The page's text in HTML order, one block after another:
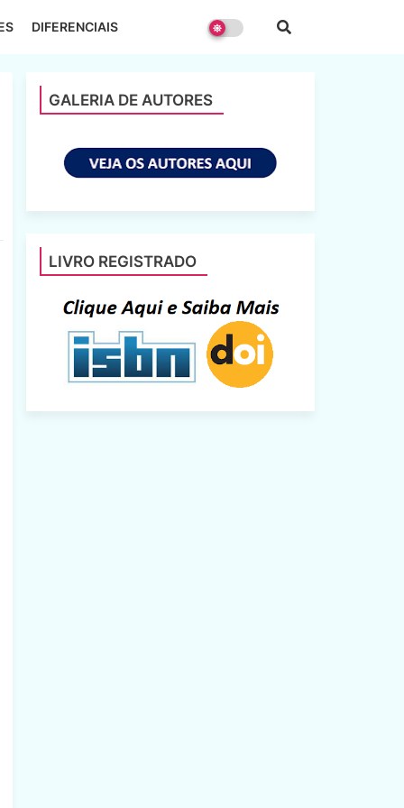
DIFERENCIAIS
GALERIA DE AUTORES
LIVRO REGISTRADO